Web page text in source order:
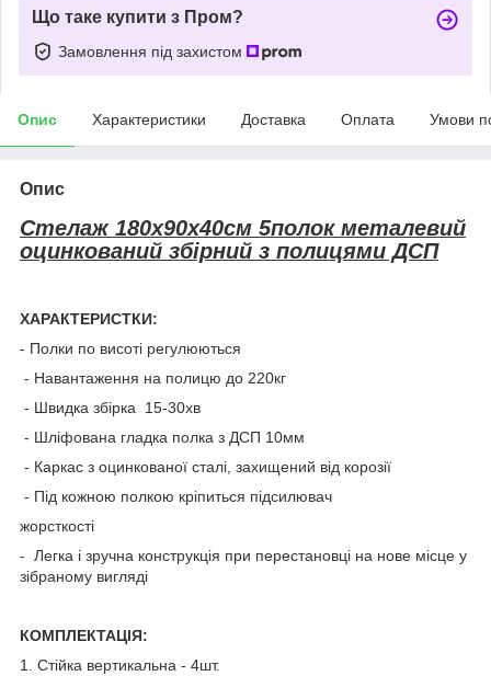
Що таке купити з Пром?
Замовлення під захистом
Опис Характеристики Доставка Оплата Умови
Опис
Стелаж 180x90x40см 5полок металевий
оцинкований збірний з полицями ДСП
ХАРАКТЕРИСТКИ:
- Полки по висоті регулюються
- Навантаження на полицю до 220кг
- Швидка збірка 15-30хв
- Шліфована гладка полка з ДСП 10мм
- Каркас з оцинкованої сталі, захищений від корозії
- Під кожною полкою кріпиться підсилювач
жорсткості
- Легка і зручна конструкція при перестановці на нове місце у
зібраному вигляді
КОМПЛЕКТАЦІЯ:
1. Стійка вертикальна - 4шт.